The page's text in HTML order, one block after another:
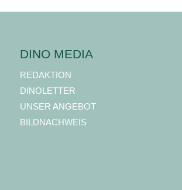
DINO MEDIA
REDAKTION
DINOLETTER
UNSER ANGEBOT
BILDNACHWEIS